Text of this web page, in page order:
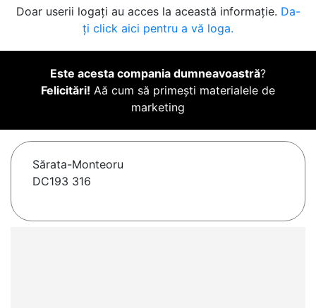
Doar userii logați au acces la această informație. Da-
ți click aici pentru a vă loga.
Este acesta compania dumneavoastră?
Felicitări! Aă cum să primești materialele de
marketing
Sărata-Monteoru
DC193 316